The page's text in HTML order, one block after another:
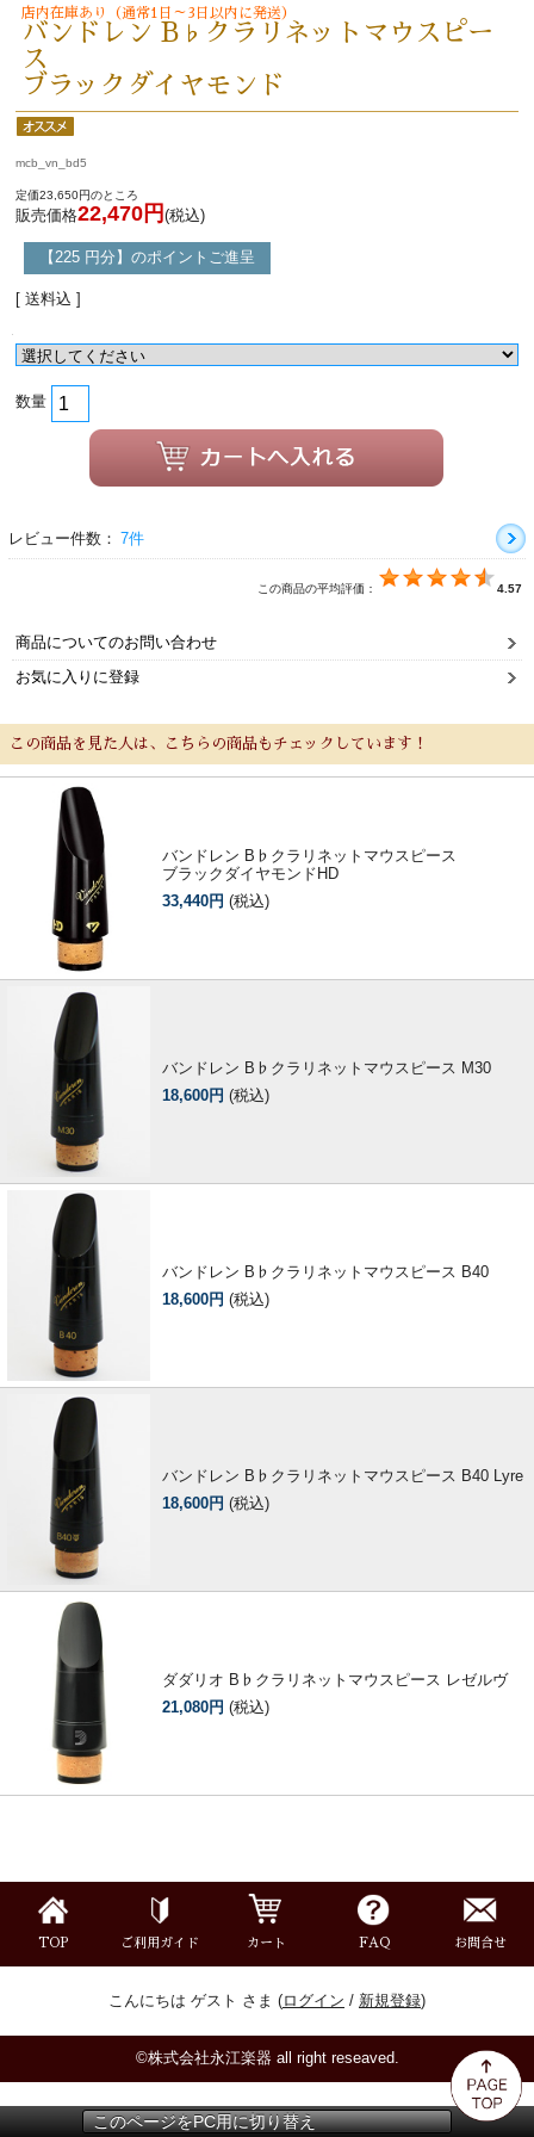
店内在庫あり（通常1日～3日以内に発送）
バンドレン B♭クラリネットマウスピー
ス
ブラックダイヤモンド
mcb_vn_bd5
定価23,650円のところ
販売価格22,470円 (税込)
【225 円分】のポイントご進呈
[ 送料込 ]
数量
レビュー件数： 7件
この商品の平均評価： 4.57
商品についてのお問い合わせ
お気に入りに登録
この商品を見た人は、こちらの商品もチェックしています！
バンドレン B♭クラリネットマウスピース
ブラックダイヤモンドHD
33,440円 (税込)
バンドレン B♭クラリネットマウスピース M30
18,600円 (税込)
バンドレン B♭クラリネットマウスピース B40
18,600円 (税込)
バンドレン B♭クラリネットマウスピース B40 Lyre
18,600円 (税込)
ダダリオ B♭クラリネットマウスピース レゼルヴ
21,080円 (税込)
TOP ご利用ガイド カート FAQ お問合せ
こんにちは ゲスト さま (ログイン / 新規登録)
©株式会社永江楽器 all right reseaved.
このページをPC用に切り替え